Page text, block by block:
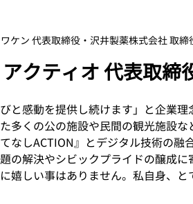
ケン 代表取締役・沢井製薬株式会社 取締
クティオ 代表取締
と感動を提供し続けます」と企業
多くの公の施設や民間の観光施設な
なしACTION』とデジタル技術の融
の解決やシビックプライドの醸成
嬉しい事はありません。私自身、